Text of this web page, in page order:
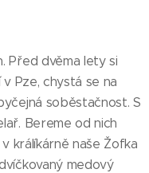
Před dvěma lety si
Pze, chystá se na
soběstačnost. S
Bereme od nich
králíkárně naše Žofka
medový